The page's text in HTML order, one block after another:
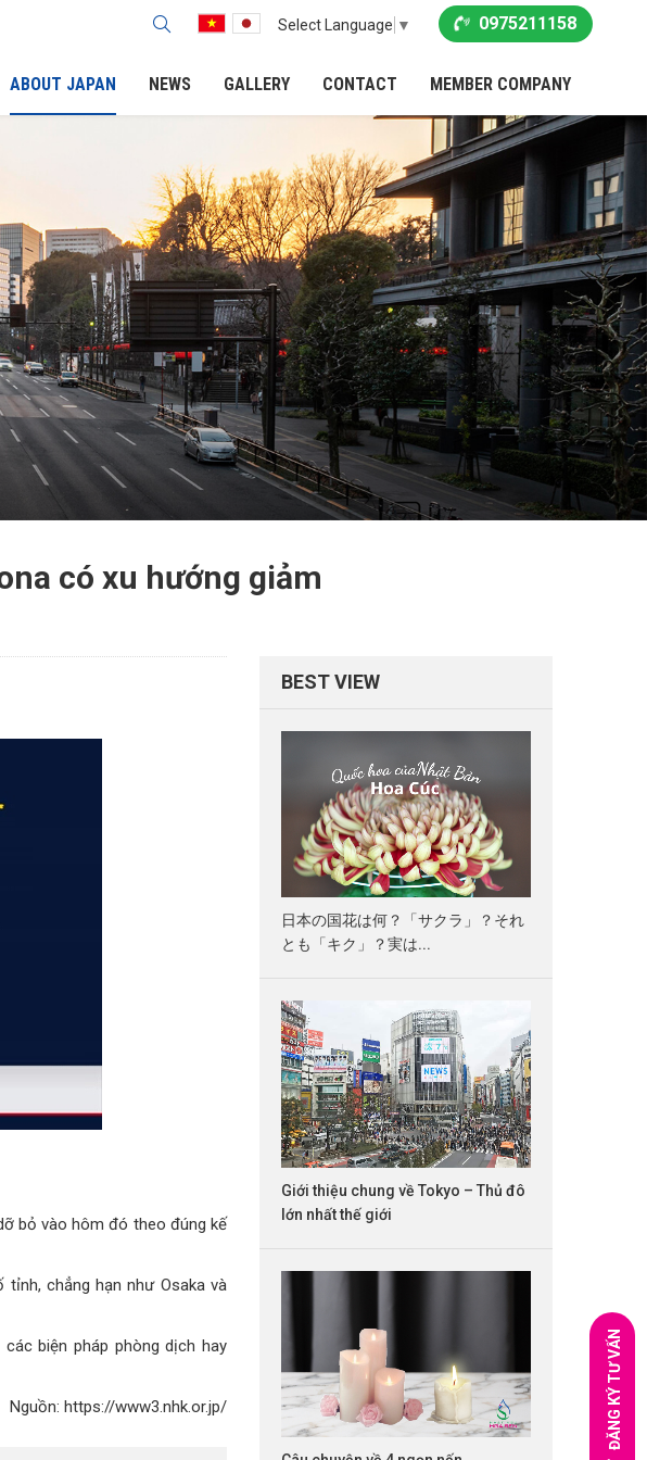
Select Language ▼ 0975211158
ABOUT JAPAN NEWS GALLERY CONTACT MEMBER COMPANY
có xu hướng giảm
bỏ vào hôm đó theo đúng kế
chẳng hạn như Osaka và
biện pháp phòng dịch hay
Nguồn: https://www3.nhk.or.jp/
BEST VIEW
日本の国花は何？「サクラ」？それ
とも「キク」？実は...
Giới thiệu chung về Tokyo – Thủ đô
lớn nhất thế giới
ĐĂNG KÝ TƯ VẤN